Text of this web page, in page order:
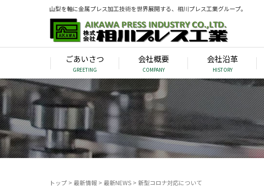
山梨を軸に金属プレス加工技術を世界展開する、相川プレス工業グループ。
ごあいさつ
GREETING
会社概要
COMPANY
会社沿革
HISTORY
トップ > 最新情報 > 最新NEWS > 新型コロナ対応について